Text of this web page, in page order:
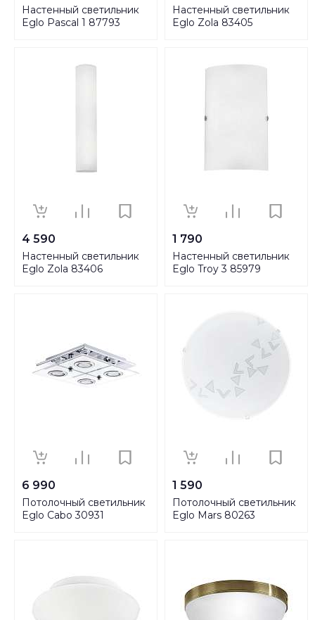
Настенный светильник
Eglo Pascal 1 87793
Настенный светильник
Eglo Zola 83405
4 590
Настенный светильник
Eglo Zola 83406
1 790
Настенный светильник
Eglo Troy 3 85979
6 990
Потолочный светильник
Eglo Cabo 30931
1 590
Потолочный светильник
Eglo Mars 80263